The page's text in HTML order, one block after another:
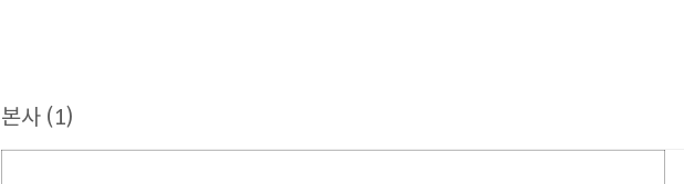
본사 (1)